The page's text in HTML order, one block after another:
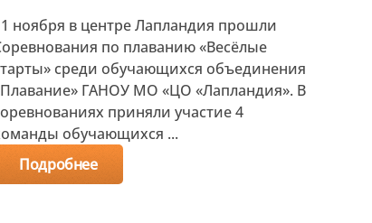
ноября в центре Лапландия прошли
по плаванию «Весёлые
среди обучающихся объединения
ГАНОУ МО «ЦО «Лапландия». В
приняли участие 4
обучающихся ...
Подробнее